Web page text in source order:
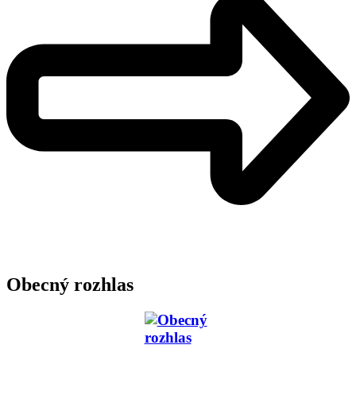
Obecný rozhlas